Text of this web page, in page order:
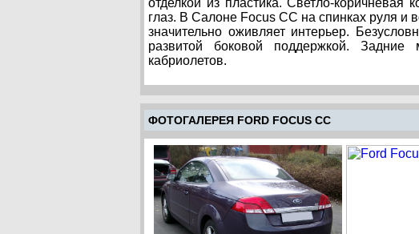
отделкой из пластика. Светло-
глаз. В Салоне Focus CC на спинках руля и
значительно оживляет интерьер.
развитой боковой поддержкой.
кабриолетов.
ФОТОГАЛЕРЕЯ FORD FOCUS CC